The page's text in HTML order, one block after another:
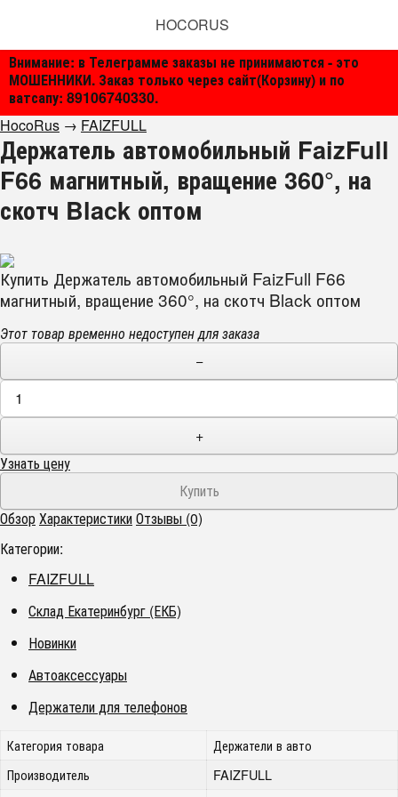
Внимание: в Телеграмме заказы не принимаются - это
МОШЕННИКИ. Заказ только через сайт(Корзину) и по
ватсапу: 89106740330.
HOCORUS
HocoRus → FAIZFULL
Держатель автомобильный FaizFull
F66 магнитный, вращение 360°, на
скотч Black оптом
Купить Держатель автомобильный FaizFull F66
магнитный, вращение 360°, на скотч Black оптом
Этот товар временно недоступен для заказа
−
+
Узнать цену
ОбзорХарактеристикиОтзывы (0)
Категории:
FAIZFULL
Склад Екатеринбург (ЕКБ)
Новинки
Автоаксессуары
Держатели для телефонов
Категория товара
Держатели в авто
Производитель
FAIZFULL